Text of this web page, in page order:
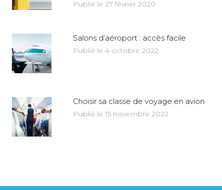
Publié le 27 février 2020
Salons d’aéroport : accès facile
Publié le 4 octobre 2022
Choisir sa classe de voyage en avion
Publié le 15 novembre 2022